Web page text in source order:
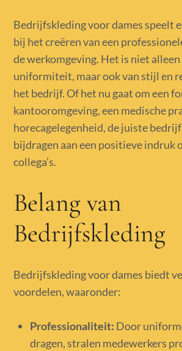
Bedrijfskleding voor dames speelt
bij het creëren van een
de werkomgeving. Het is niet
uniformiteit, maar ook van stijl en
het bedrijf. Of het nu gaat om een
kantooromgeving, een medische
horecagelegenheid, de juiste
bijdragen aan een positieve indruk
collega’s.
Belang van
Bedrijfskleding
Bedrijfskleding voor dames biedt
voordelen, waaronder:
Professionaliteit: Door
dragen, stralen medewerkers